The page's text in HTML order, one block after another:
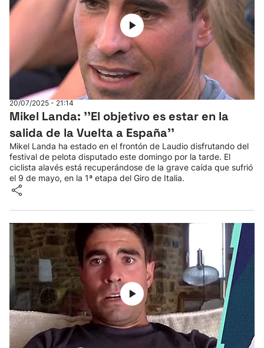
20/07/2025 - 21:14
Mikel Landa: ''El objetivo es estar en la
salida de la Vuelta a España''
Mikel Landa ha estado en el frontón de Laudio disfrutando del
festival de pelota disputado este domingo por la tarde. El
ciclista alavés está recuperándose de la grave caída que sufrió
el 9 de mayo, en la 1ª etapa del Giro de Italia.